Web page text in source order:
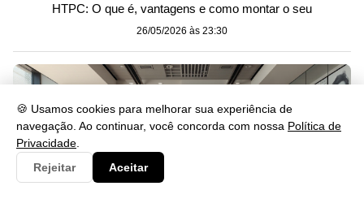
🍪 Usamos cookies para melhorar sua experiência de
navegação. Ao continuar, você concorda com nossa Política de
Privacidade
Rejeitar
Aceitar
HTPC: O que é, vantagens e como montar o seu
26/05/2026 às 23:30